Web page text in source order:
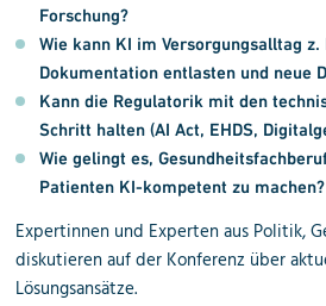
Forschung?
Wie kann KI im Versorgungsalltag z.
Dokumentation entlasten und neue
Kann die Regulatorik mit den
Schritt halten (AI Act, EHDS,
Wie gelingt es,
Patienten KI-kompetent zu machen?
Expertinnen und Experten aus Politik,
diskutieren auf der Konferenz über
Lösungsansätze.